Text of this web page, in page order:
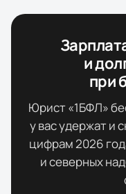
и
при
Юрист «1БФЛ»
у вас удержат и
цифрам2026
и северных